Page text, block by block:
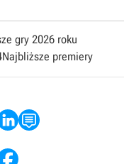
gry 2026 roku
Najbliższe premiery